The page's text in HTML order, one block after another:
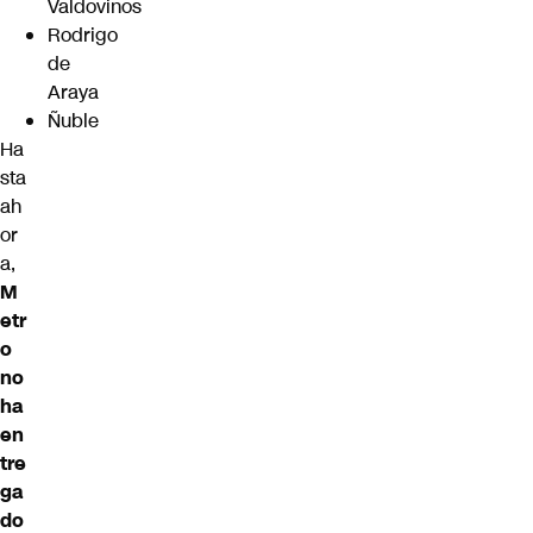
Valdovinos
Rodrigo
de
Araya
Ñuble
Ha
sta
ah
or
a,
M
etr
o
no
ha
en
tre
ga
do